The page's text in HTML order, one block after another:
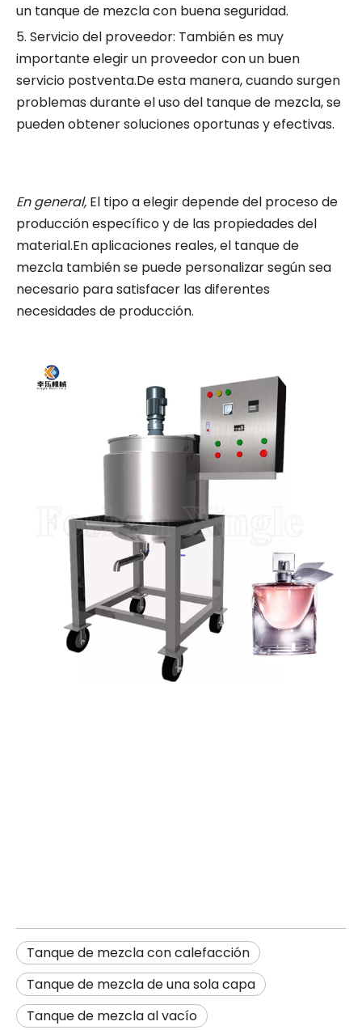
un tanque de mezcla con buena seguridad.
5. Servicio del proveedor: También es muy
importante elegir un proveedor con un buen
servicio postventa.De esta manera, cuando surgen
problemas durante el uso del tanque de mezcla, se
pueden obtener soluciones oportunas y efectivas.
En general, El tipo a elegir depende del proceso de
producción específico y de las propiedades del
material.En aplicaciones reales, el tanque de
mezcla también se puede personalizar según sea
necesario para satisfacer las diferentes
necesidades de producción.
Tanque de mezcla con calefacción
Tanque de mezcla de una sola capa
Tanque de mezcla al vacío